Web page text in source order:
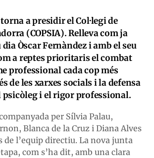
a presidir el Col·legi de
(COPSIA). Relleva com ja
Òscar Fernàndez i amb el seu
a reptes prioritaris el combat
professional cada cop més
de les xarxes socials i la defensa
psicòleg i el rigor professional.
per Sílvia Palau,
Blanca de la Cruz i Diana Alves
de l’equip directiu. La nova junta
com s’ha dit, amb una clara